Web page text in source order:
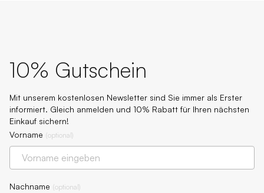
10% Gutschein
Mit unserem kostenlosen Newsletter sind Sie immer als Erster
informiert. Gleich anmelden und 10% Rabatt für Ihren nächsten
Einkauf sichern!
Vorname (optional)
Nachname (optional)